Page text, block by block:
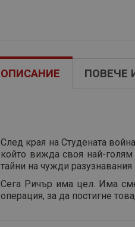
ОПИСАНИЕ ПОВЕЧЕ
След края на Студената
който вижда своя най-
тайни на чужди
Сега Ричър има цел. Има
операция, за да постигне